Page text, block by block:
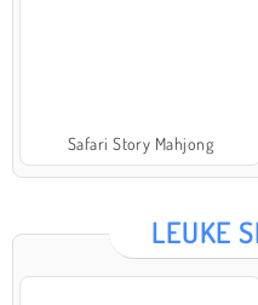
Safari Story Mahjong
LEUKE